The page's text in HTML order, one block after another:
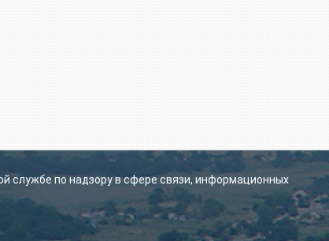
службе по надзору в сфере связи, информационных